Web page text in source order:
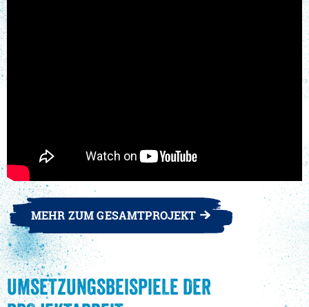
MEHR ZUM GESAMTPROJEKT
UMSETZUNGSBEISPIELE DER